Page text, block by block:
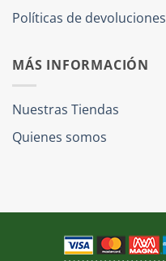
Políticas de devoluciones
MÁS INFORMACIÓN
Nuestras Tiendas
Quienes somos